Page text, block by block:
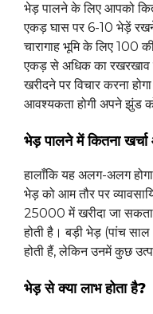
भेड़ पालने के लिए आपको
एकड़ घास पर 6-10 भेड़ें
चारागाह भूमि के लिए 100
एकड़ से अधिक का रखरखाव
खरीदने पर विचार करना
आवश्यकता होगी अपने झुंड
भेड़ पालने में कितना
हालाँकि यह अलग-अलग
भेड़ को आम तौर पर
25000 में खरीदा जा
होती है। बड़ी भेड़ (पांच
होती हैं, लेकिन उनमें कुछ
भेड़ से क्या लाभ होता है?